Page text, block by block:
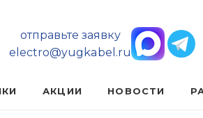
отправьте заявку
electro@yugkabel.ru
АКЦИИ НОВОСТИ